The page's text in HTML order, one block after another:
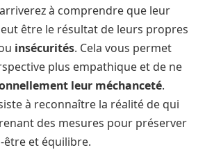
à comprendre que leur
être le résultat de leurs propres
insécurités. Cela vous permet
plus empathique et de ne
leur méchanceté.
à reconnaître la réalité de qui
des mesures pour préserver
et équilibre.